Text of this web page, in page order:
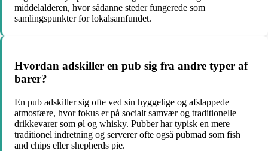
middelalderen, hvor sådanne steder fungerede som
samlingspunkter for lokalsamfundet.
Hvordan adskiller en pub sig fra andre typer af
barer?
En pub adskiller sig ofte ved sin hyggelige og afslappede
atmosfære, hvor fokus er på socialt samvær og traditionelle
drikkevarer som øl og whisky. Pubber har typisk en mere
traditionel indretning og serverer ofte også pubmad som fish
and chips eller shepherds pie.